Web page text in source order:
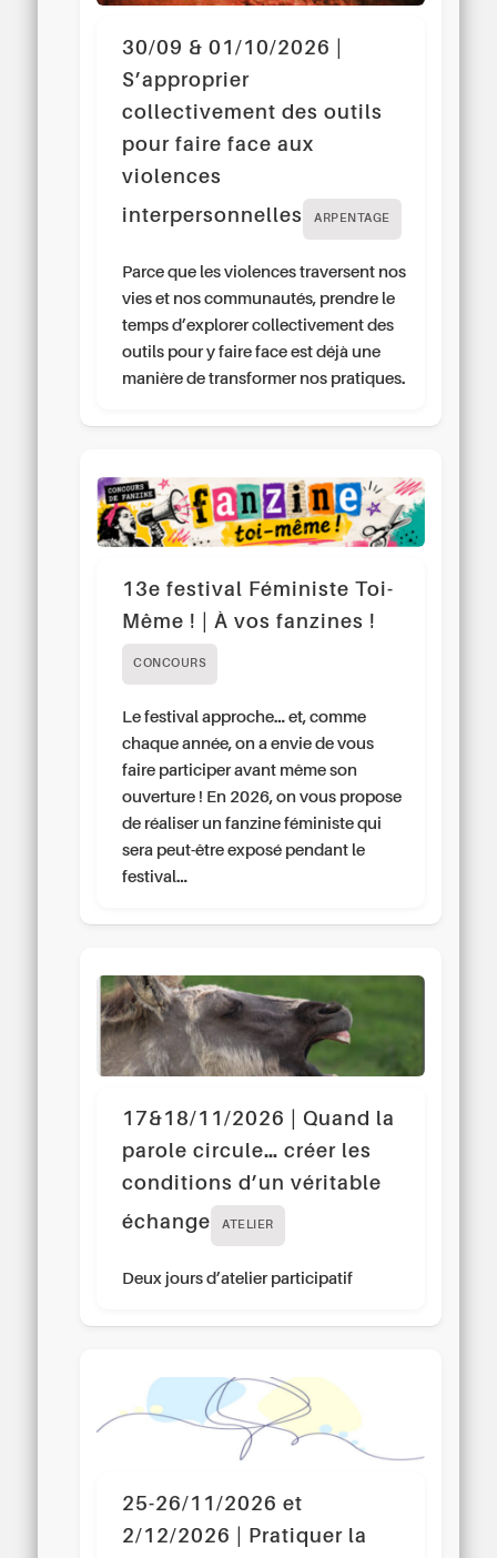
30/09 & 01/10/2026 |
S’approprier
collectivement des outils
pour faire face aux
violences
interpersonnelles
ARPENTAGE
Parce que les violences traversent nos
vies et nos communautés, prendre le
temps d’explorer collectivement des
outils pour y faire face est déjà une
manière de transformer nos pratiques.
13e festival Féministe Toi-
Même ! | À vos fanzines !
CONCOURS
Le festival approche… et, comme
chaque année, on a envie de vous
faire participer avant même son
ouverture ! En 2026, on vous propose
de réaliser un fanzine féministe qui
sera peut-être exposé pendant le
festival…
17&18/11/2026 | Quand la
parole circule… créer les
conditions d’un véritable
échange
ATELIER
Deux jours d’atelier participatif
25-26/11/2026 et
2/12/2026 | Pratiquer la